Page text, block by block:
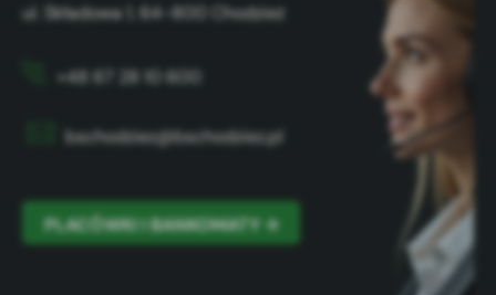
ul. Składowa 1, 64-800 Chodzież
+48 67 28 10 600
bschodziez@bschodziez.pl
PLACÓWKI I BANKOMATY →